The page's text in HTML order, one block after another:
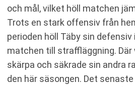
och mål, vilket höll matchen
Trots en stark offensiv från
perioden höll Täby sin
matchen till straffläggning. Där
skärpa och säkrade sin andra
den här säsongen. Det